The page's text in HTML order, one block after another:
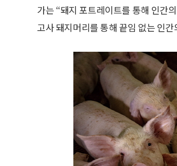
가는 “돼지 포트레이트를 통해 인간
고사 돼지머리를 통해 끝임 없는 인